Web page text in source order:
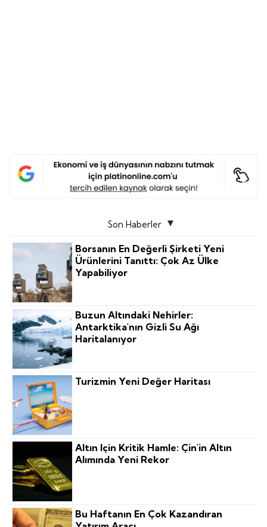
Son Haberler
Borsanın En Değerli Şirketi Yeni
Ürünlerini Tanıttı: Çok Az Ülke
Yapabiliyor
Buzun Altındaki Nehirler:
Antarktika'nın Gizli Su Ağı
Haritalanıyor
Turizmin Yeni Değer Haritası
Altın Için Kritik Hamle: Çin'in Altın
Alımında Yeni Rekor
Bu Haftanın En Çok Kazandıran